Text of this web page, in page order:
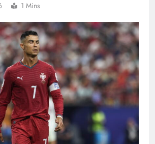
1 Mins